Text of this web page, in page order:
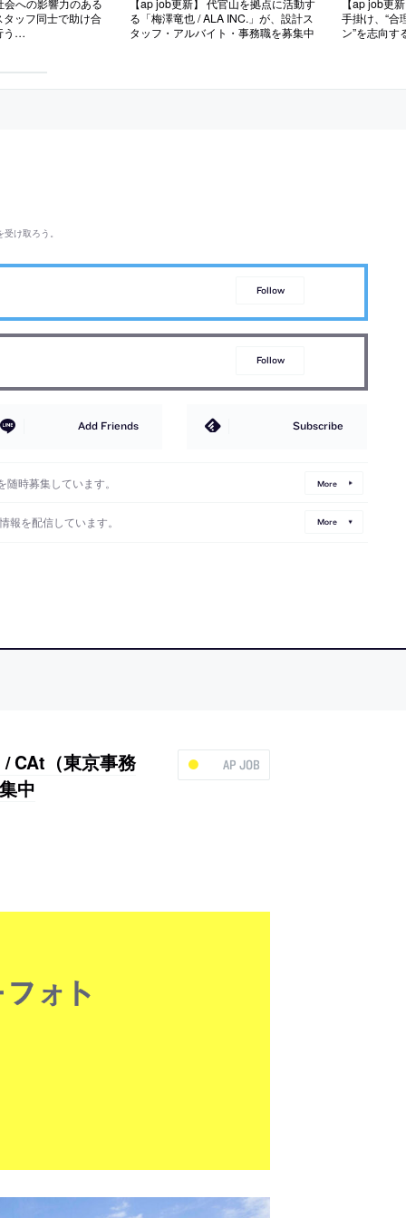
ッフ同士で助け合
る「梅澤竜也 / ALA INC.」が、設計ス
タッフ・アルバイト・事務職を募集中
手掛け、“合
ン”を志向す
け取ろう。
Follow
Follow
Add Friends Subscribe
時募集しています。 More
報を配信しています。 More
AP JOB
CAt（東京事務
中